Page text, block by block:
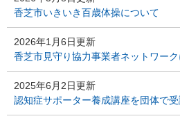
香芝市いきいき百歳体操について
2026年1月6日更新
香芝市見守り協力事業者ネットワー
2025年6月2日更新
認知症サポーター養成講座を団体で